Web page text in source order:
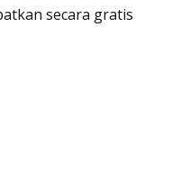
secara gratis